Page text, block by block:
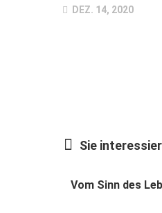
DEZ. 14, 2020
Sie
Vom Sinn des